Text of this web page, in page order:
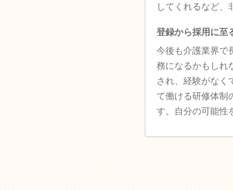
してくれるなど、
登録から採用に至
今後も介護業界で
務になるかもしれ
され、経験がなく
て働ける研修体制
す。自分の可能性